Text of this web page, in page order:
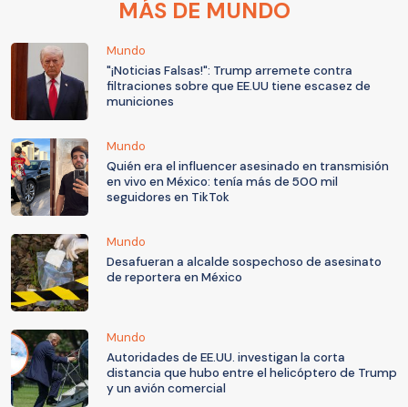
MÁS DE MUNDO
Mundo
"¡Noticias Falsas!": Trump arremete contra
filtraciones sobre que EE.UU tiene escasez de
municiones
Mundo
Quién era el influencer asesinado en transmisión
en vivo en México: tenía más de 500 mil
seguidores en TikTok
Mundo
Desafueran a alcalde sospechoso de asesinato
de reportera en México
Mundo
Autoridades de EE.UU. investigan la corta
distancia que hubo entre el helicóptero de Trump
y un avión comercial